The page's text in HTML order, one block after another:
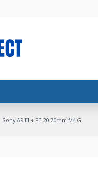
Sony A9 III + FE 20-70mm f/4 G